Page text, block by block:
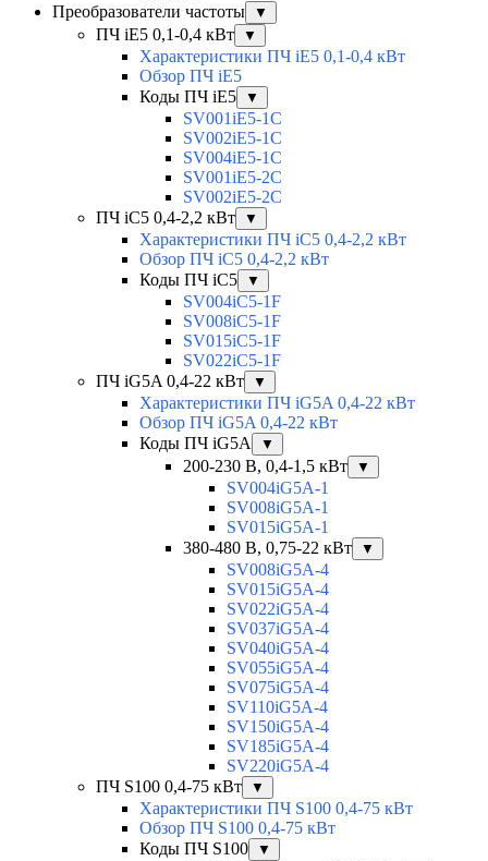
Преобразователи частоты
▼
ПЧ iE5 0,1-0,4 кВт ▼
Характеристики ПЧ iE5 0,1-0,4 кВт
Обзор ПЧ iE5
Коды ПЧ iE5
▼
SV001iE5-1C
SV002iE5-1C
SV004iE5-1C
SV001iE5-2C
SV002iE5-2C
ПЧ iC5 0,4-2,2 кВт
▼
Характеристики ПЧ iC5 0,4-2,2 кВт
Обзор ПЧ iC5 0,4-2,2 кВт
Коды ПЧ iC5
▼
SV004iC5-1F
SV008iC5-1F
SV015iC5-1F
SV022iC5-1F
ПЧ iG5A 0,4-22 кВт
▼
Характеристики ПЧ iG5A 0,4-22 кВт
Обзор ПЧ iG5A 0,4-22 кВт
Коды ПЧ iG5A
▼
200-230 В, 0,4-1,5 кВт ▼
SV004iG5A-1
SV008iG5A-1
SV015iG5A-1
380-480 В, 0,75-22 кВт
▼
SV008iG5A-4
SV015iG5A-4
SV022iG5A-4
SV037iG5A-4
SV040iG5A-4
SV055iG5A-4
SV075iG5A-4
SV110iG5A-4
SV150iG5A-4
SV185iG5A-4
SV220iG5A-4
ПЧ S100 0,4-75 кВт
▼
Характеристики ПЧ S100 0,4-75 кВт
Обзор ПЧ S100 0,4-75 кВт
Коды ПЧ S100
▼